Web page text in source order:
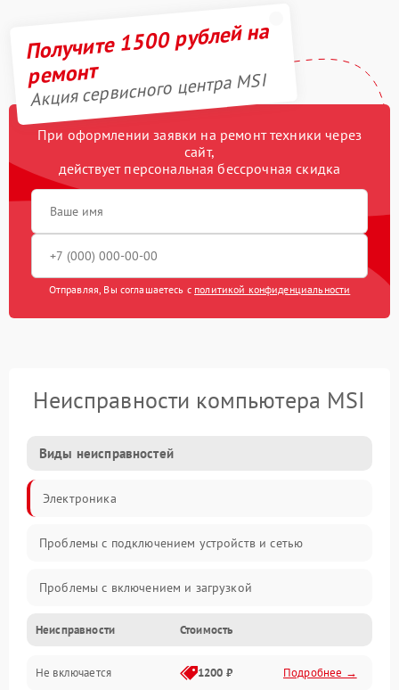
Получите 1500 рублей на
ремонт
Акция сервисного центра MSI
При оформлении заявки на ремонт техники через
сайт,
действует персональная бессрочная скидка
Отправляя, Вы соглашаетесь с политикой конфиденциальности
Неисправности компьютера MSI
Виды неисправностей
Электроника
Проблемы с подключением устройств и сетью
Проблемы с включением и загрузкой
Проблемы с изображением и монитором
Проблемы с производительностью и стабильностью
Неисправности Стоимость
Не включается 1200 ₽ Подробнее →